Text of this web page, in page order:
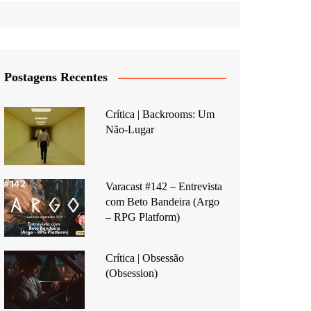
Postagens Recentes
Crítica | Backrooms: Um
Não-Lugar
Varacast #142 – Entrevista
com Beto Bandeira (Argo
– RPG Platform)
Crítica | Obsessão
(Obsession)